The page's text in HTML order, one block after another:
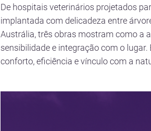
De hospitais veterinários projetados
implantada com delicadeza entre
Austrália, três obras mostram como a
sensibilidade e integração com o
conforto, eficiência e vínculo com a